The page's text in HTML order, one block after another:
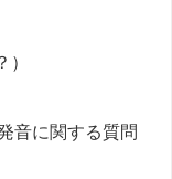
音に関する質問